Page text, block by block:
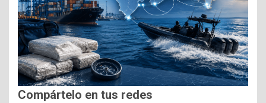
Compártelo en tus redes